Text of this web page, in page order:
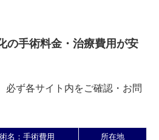
の手術料金・治療費用が安
ず各サイト内をご確認・お問
名：手術費用 所在地